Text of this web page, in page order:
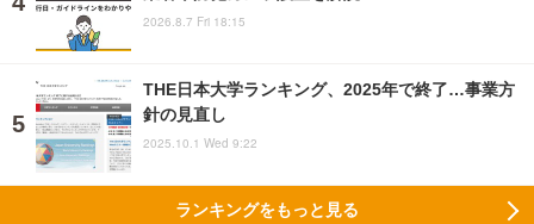
2026.8.7 Fri 18:15
THE日本大学ランキング、2025年で終了…事業方
針の見直し
2025.10.1 Wed 9:22
ランキングをもっと見る